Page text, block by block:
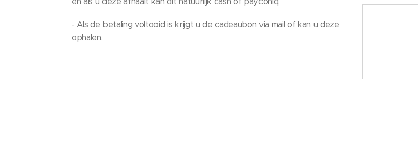
- Als de betaling voltooid is krijgt u de cadeaubon via mail of kan u deze
ophalen.